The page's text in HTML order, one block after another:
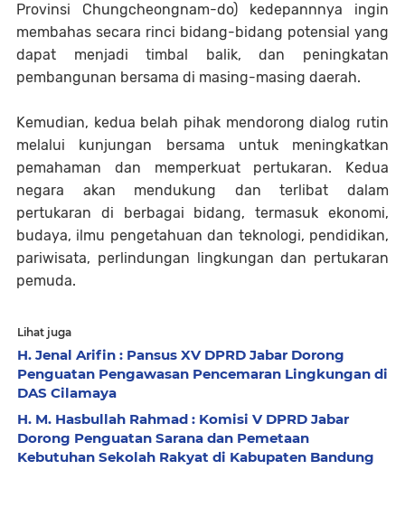
Provinsi Chungcheongnam-do) kedepannnya ingin
membahas secara rinci bidang-bidang potensial yang
dapat menjadi timbal balik, dan peningkatan
pembangunan bersama di masing-masing daerah.
Kemudian, kedua belah pihak mendorong dialog rutin
melalui kunjungan bersama untuk meningkatkan
pemahaman dan memperkuat pertukaran. Kedua
negara akan mendukung dan terlibat dalam
pertukaran di berbagai bidang, termasuk ekonomi,
budaya, ilmu pengetahuan dan teknologi, pendidikan,
pariwisata, perlindungan lingkungan dan pertukaran
pemuda.
Lihat juga
H. Jenal Arifin : Pansus XV DPRD Jabar Dorong
Penguatan Pengawasan Pencemaran Lingkungan di
DAS Cilamaya
H. M. Hasbullah Rahmad : Komisi V DPRD Jabar
Dorong Penguatan Sarana dan Pemetaan
Kebutuhan Sekolah Rakyat di Kabupaten Bandung